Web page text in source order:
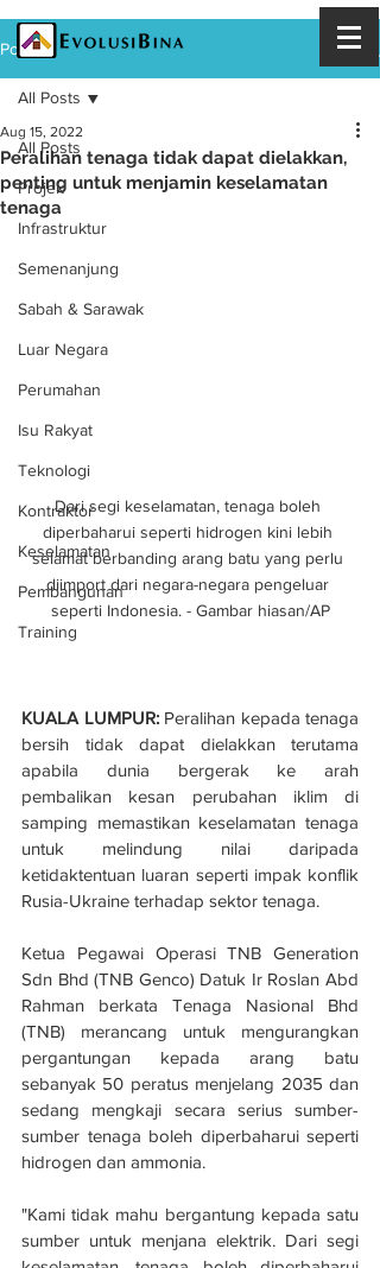
Post
All Posts
Projek
Infrastruktur
Semenanjung
Sabah & Sarawak
Luar Negara
Perumahan
Isu Rakyat
Teknologi
Kontraktor
Keselamatan
Pembangunan
Training
All Posts
Peralihan tenaga tidak dapat dielakkan,
penting untuk menjamin keselamatan
tenaga
Aug 15, 2022
Dari segi keselamatan, tenaga boleh
diperbaharui seperti hidrogen kini lebih
selamat berbanding arang batu yang perlu
diimport dari negara-negara pengeluar
seperti Indonesia. - Gambar hiasan/AP
KUALA LUMPUR: Peralihan kepada tenaga
bersih tidak dapat dielakkan terutama
apabila dunia bergerak ke arah
pembalikan kesan perubahan iklim di
samping memastikan keselamatan tenaga
untuk melindung nilai daripada
ketidaktentuan luaran seperti impak konflik
Rusia-Ukraine terhadap sektor tenaga.
Ketua Pegawai Operasi TNB Generation
Sdn Bhd (TNB Genco) Datuk Ir Roslan Abd
Rahman berkata Tenaga Nasional Bhd
(TNB) merancang untuk mengurangkan
pergantungan kepada arang batu
sebanyak 50 peratus menjelang 2035 dan
sedang mengkaji secara serius sumber-
sumber tenaga boleh diperbaharui seperti
hidrogen dan ammonia.
"Kami tidak mahu bergantung kepada satu
sumber untuk menjana elektrik. Dari segi